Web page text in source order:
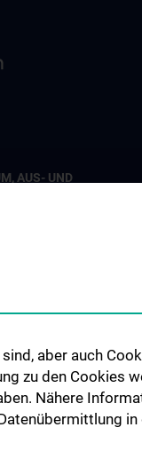
AUS- UND
Observeraber auch
zu den Cookies
Nähere